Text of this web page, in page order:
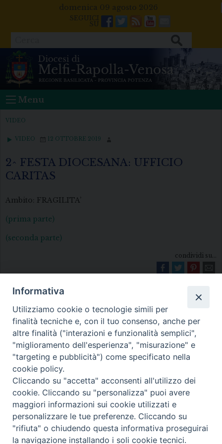
domenica 09 agosto 2026
Facebook
Twitter
FeedsYoutube
Mail
Menu
VIDEO
VIDEO 12 OTTOBRE 2019
2^ FESTA DIOCESANA: UFFICIO
CARITAS
Ambito: FRAGILITA’
(prima parte)
(seconda parte)
condividi su...
Diocesi di Melfi Rapolla Venosa
• Largo Duomo, 12 - 85025 MELFI (PZ) •
Tel. 0972238604
PEC ufficiale della Diocesi:
diocesi.melfi_rapolla_venosa@legalmail.it
Informativa
Utilizziamo cookie o tecnologie simili per
finalità tecniche e, con il tuo consenso, anche per
altre finalità ("interazioni e funzionalità semplici",
"miglioramento dell'esperienza", "misurazione" e
"targeting e pubblicità") come specificato nella
cookie policy.
Cliccando su "accetta" acconsenti all'utilizzo dei
cookie. Cliccando su "personalizza" puoi avere
maggiori informazioni sui cookie utilizzati e
personalizzare le tue preferenze. Cliccando su
"rifiuta" o chiudendo questa informativa proseguirai
la navigazione installando i soli cookie tecnici.